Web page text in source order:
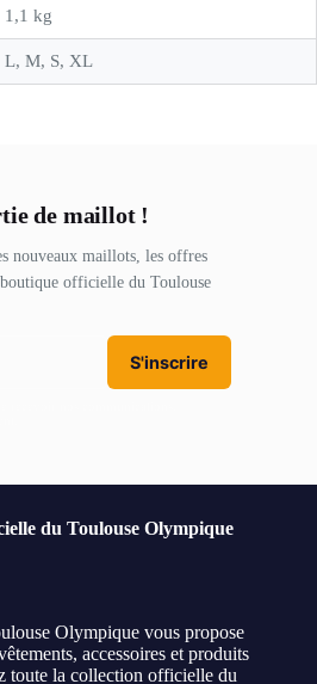
1,1 kg
L, M, S, XL
de maillot !
nouveaux maillots, les offres
officielle du Toulouse
S'inscrire
du Toulouse Olympique
Olympique vous propose
accessoires et produits
toute la collection officielle du